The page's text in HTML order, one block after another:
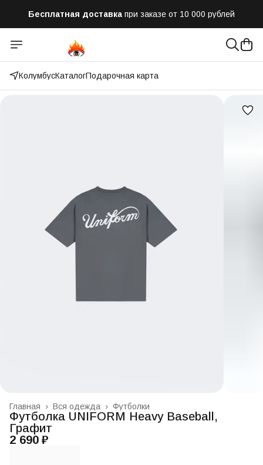
Бесплатная доставка при заказе от 10 000 рублей
Отправим заказ в течении часа после оформления
Оплатим до 50% доставки
КолумбусКаталогПодарочная карта
Футболки
Вся одежда ›
Главная ›
Футболка UNIFORM Heavy Baseball,
Графит
2 690 ₽